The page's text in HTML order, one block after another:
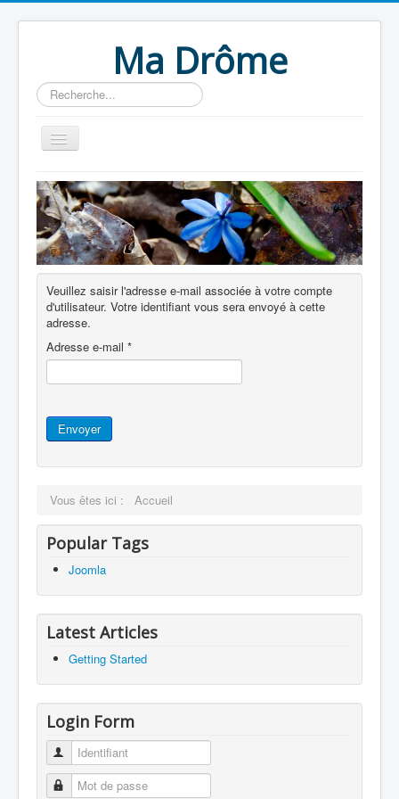
Ma Drôme
Rechercher
Home
Veuillez saisir l'adresse e-mail associée à votre compte
d'utilisateur. Votre identifiant vous sera envoyé à cette
adresse.
Adresse e-mail *
Envoyer
Vous êtes ici : Accueil
Popular Tags
Joomla
Latest Articles
Getting Started
Login Form
Identifiant
Mot de passe